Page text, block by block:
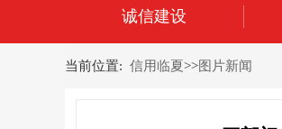
诚信建设
当前位置: 信用临夏>>图片新闻